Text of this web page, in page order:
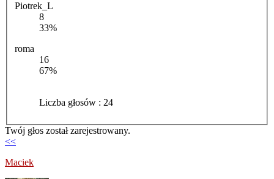
Piotrek_L
8
33%
roma
16
67%
Liczba głosów : 24
Twój głos został zarejestrowany.
<<
Maciek